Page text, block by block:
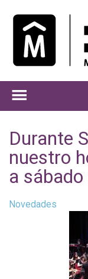
Durante
nuestro
a
Novedades